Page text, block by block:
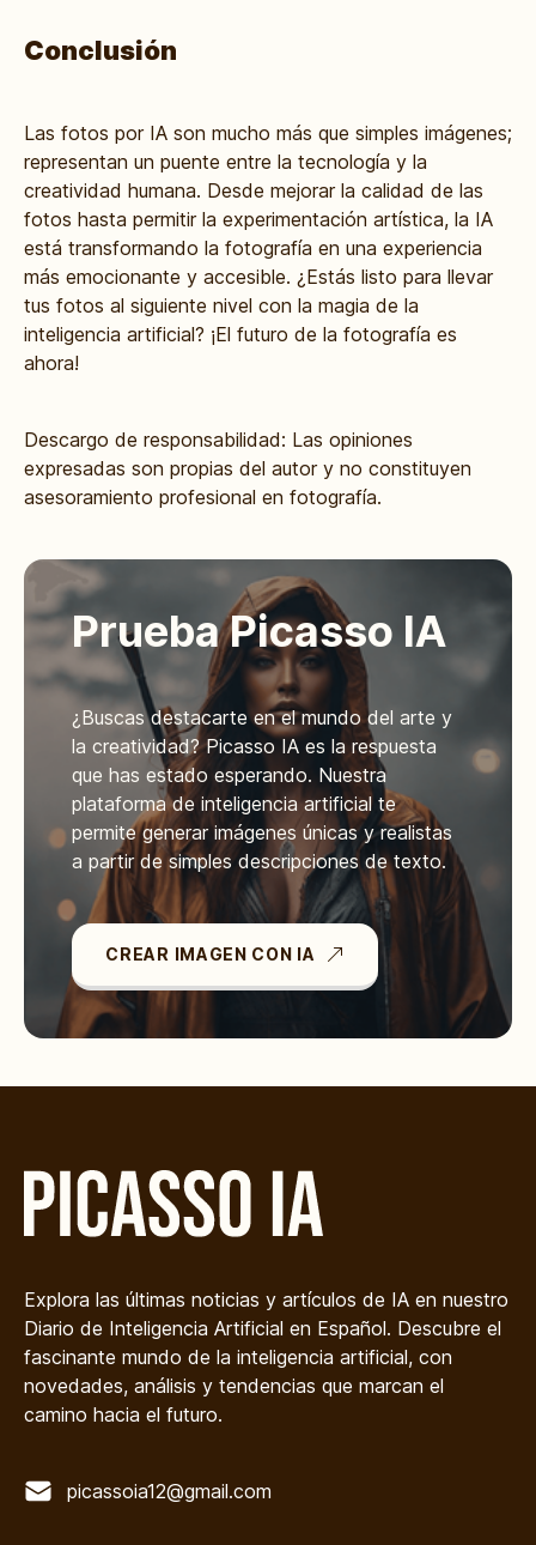
Conclusión
Las fotos por IA son mucho más que simples imágenes;
representan un puente entre la tecnología y la
creatividad humana. Desde mejorar la calidad de las
fotos hasta permitir la experimentación artística, la IA
está transformando la fotografía en una experiencia
más emocionante y accesible. ¿Estás listo para llevar
tus fotos al siguiente nivel con la magia de la
inteligencia artificial? ¡El futuro de la fotografía es
ahora!
Descargo de responsabilidad: Las opiniones
expresadas son propias del autor y no constituyen
asesoramiento profesional en fotografía.
Prueba Picasso IA
¿Buscas destacarte en el mundo del arte y
la creatividad? Picasso IA es la respuesta
que has estado esperando. Nuestra
plataforma de inteligencia artificial te
permite generar imágenes únicas y realistas
a partir de simples descripciones de texto.
CREAR IMAGEN CON IA
Explora las últimas noticias y artículos de IA en nuestro
Diario de Inteligencia Artificial en Español. Descubre el
fascinante mundo de la inteligencia artificial, con
novedades, análisis y tendencias que marcan el
camino hacia el futuro.
picassoia12@gmail.com